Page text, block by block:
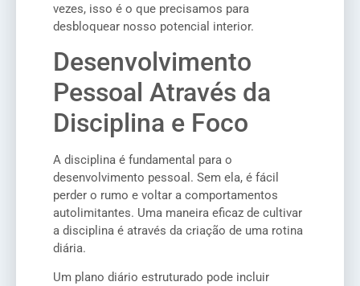
vezes, isso é o que precisamos para
desbloquear nosso potencial interior.
Desenvolvimento
Pessoal Através da
Disciplina e Foco
A disciplina é fundamental para o
desenvolvimento pessoal. Sem ela, é fácil
perder o rumo e voltar a comportamentos
autolimitantes. Uma maneira eficaz de cultivar
a disciplina é através da criação de uma rotina
diária.
Um plano diário estruturado pode incluir